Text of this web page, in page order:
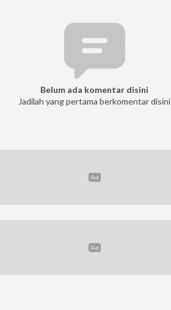
Belum ada komentar disini
Jadilah yang pertama berkomentar disini